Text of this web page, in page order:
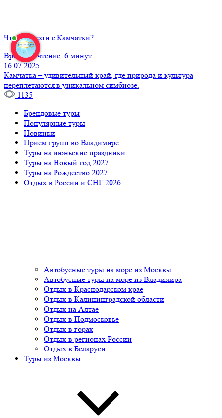
Что привезти с Камчатки?
Время на чтение: 6 минут
16.07.2025
Камчатка – удивительный край, где природа и культура
переплетаются в уникальном симбиозе.
1135
Брендовые туры
Популярные туры
Новинки
Прием групп во Владимире
Туры на июньские праздники
Туры на Новый год 2027
Туры на Рождество 2027
Отдых в России и СНГ 2026
Автобусные туры на море из Москвы
Автобусные туры на море из Владимира
Отдых в Краснодарском крае
Отдых в Калининградской области
Отдых на Алтае
Отдых в Подмосковье
Отдых в горах
Отдых в регионах России
Отдых в Беларуси
Туры из Москвы